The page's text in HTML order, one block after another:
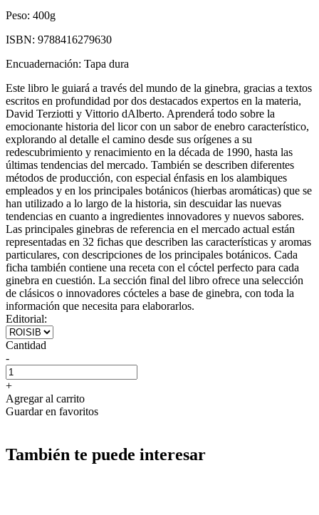
Peso: 400g
ISBN: 9788416279630
Encuadernación: Tapa dura
Este libro le guiará a través del mundo de la ginebra, gracias a textos
escritos en profundidad por dos destacados expertos en la materia,
David Terziotti y Vittorio dAlberto. Aprenderá todo sobre la
emocionante historia del licor con un sabor de enebro característico,
explorando al detalle el camino desde sus orígenes a su
redescubrimiento y renacimiento en la década de 1990, hasta las
últimas tendencias del mercado. También se describen diferentes
métodos de producción, con especial énfasis en los alambiques
empleados y en los principales botánicos (hierbas aromáticas) que se
han utilizado a lo largo de la historia, sin descuidar las nuevas
tendencias en cuanto a ingredientes innovadores y nuevos sabores.
Las principales ginebras de referencia en el mercado actual están
representadas en 32 fichas que describen las características y aromas
particulares, con descripciones de los principales botánicos. Cada
ficha también contiene una receta con el cóctel perfecto para cada
ginebra en cuestión. La sección final del libro ofrece una selección
de clásicos o innovadores cócteles a base de ginebra, con toda la
información que necesita para elaborarlos.
Editorial:
Cantidad
-
+
Agregar al carrito
Guardar en favoritos
También te puede interesar